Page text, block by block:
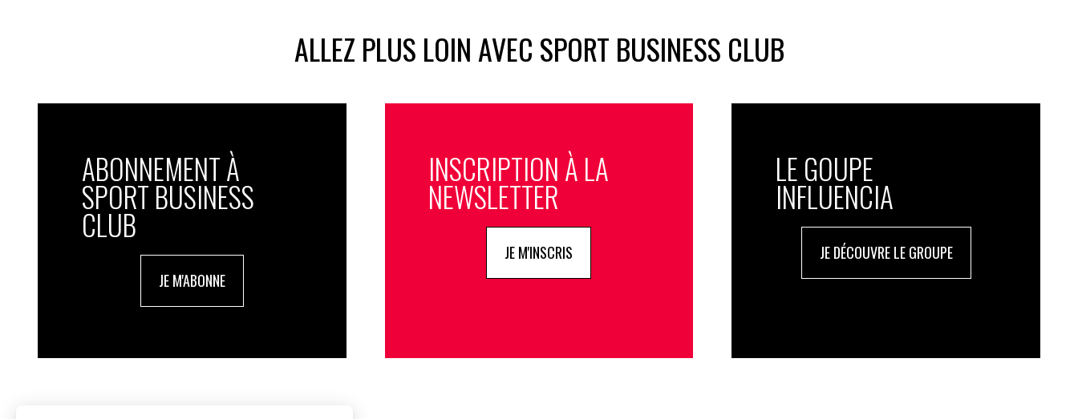
ALLEZ PLUS LOIN AVEC SPORT BUSINESS CLUB
ABONNEMENT À
SPORT BUSINESS
CLUB
JE M'ABONNE
INSCRIPTION À LA
NEWSLETTER
JE M'INSCRIS
LE GOUPE
INFLUENCIA
JE DÉCOUVRE LE GROUPE